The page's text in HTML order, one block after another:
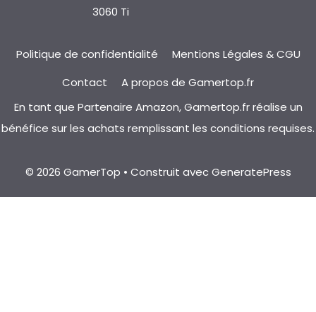
3060 Ti
Politique de confidentialité
Mentions Légales & CGU
Contact
A propos de Gamertop.fr
En tant que Partenaire Amazon, Gamertop.fr réalise un
bénéfice sur les achats remplissant les conditions requises.
© 2026 GamerTop • Construit avecGeneratePress